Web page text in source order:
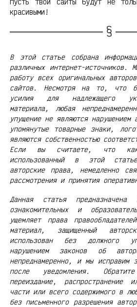
красивыми!
В этой статье собрана
различных интернет-источников.
работу всех оригинальных
сайтов. Несмотря на то, что
усилия для надлежащего
материала, любая
упущение не являются нарушением
упомянутые товарные знаки,
являются собственностью
Если вы считаете, что
использованный в этой
авторские права, немедленно
рассмотрения и принятия
Данная статья предназначена
ознакомительных и
ущемляет права
материал, защищенный
использован без должного
нарушением законов об
непреднамеренно, и мы исправим
после уведомления.
переиздание, распространение
части или всего содержимого в
без письменного разрешения